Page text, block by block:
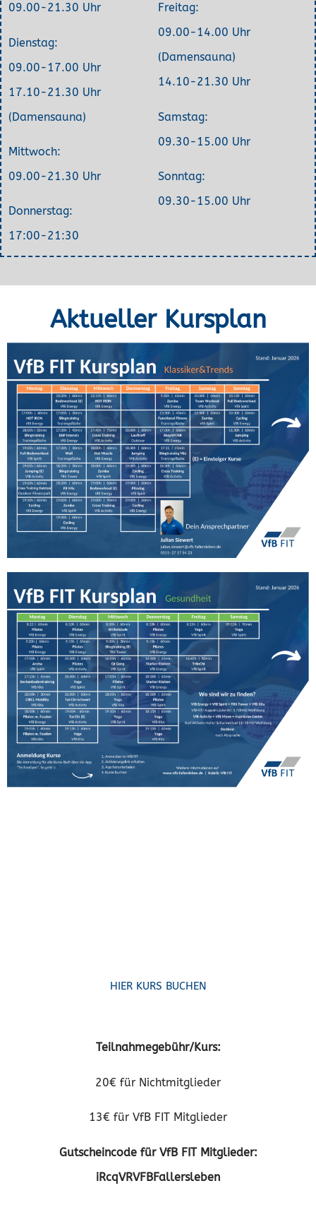
09.00-21.30 Uhr
Dienstag:
09.00-17.00 Uhr
17.10-21.30 Uhr
(Damensauna)
Mittwoch:
09.00-21.30 Uhr
Donnerstag:
17:00-21:30
Freitag:
09.00-14.00 Uhr
(Damensauna)
14.10-21.30 Uhr
Samstag:
09.30-15.00 Uhr
Sonntag:
09.30-15.00 Uhr
Aktueller Kursplan
HIER KURS BUCHEN
Teilnahmegebühr/Kurs:
20€ für Nichtmitglieder
13€ für VfB FIT Mitglieder
Gutscheincode für VfB FIT Mitglieder:
iRcqVRVFBFallersleben